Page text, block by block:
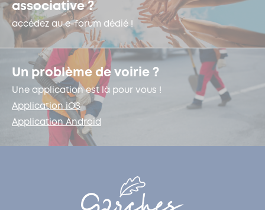
associative ?
accédez au e-forum dédié !
Un problème de voirie ?
Une application est là pour vous !
Application iOS
Application Android